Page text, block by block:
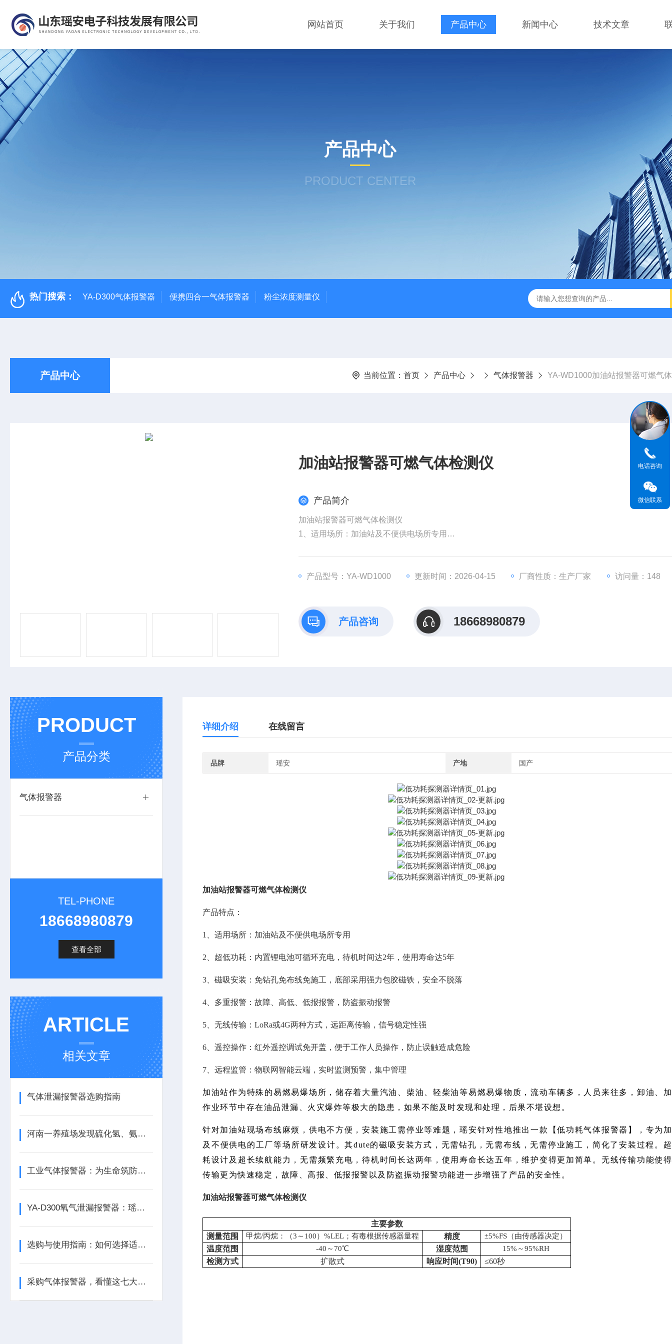
网站首页 关于我们 产品中心 新闻中心 技术文章
产品中心
PRODUCT CENTER
热门搜索： YA-D300气体报警器 便携四合一气体报警器 粉尘浓度测量仪
产品中心 当前位置： 首页 产品中心 气体报警器 YA-WD1000加油站报警器可燃气
加油站报警器可燃气体检测仪
产品简介
加油站报警器可燃气体检测仪
1、适用场所：加油站及不便供电场所专用
4、多重报警：故障、高低、低报报警，防盗振动报警
产品型号：YA-WD1000 更新时间：2026-04-15 厂商性质：生产厂家 访问量：148
产品咨询 18668980879
PRODUCT
产品分类
气体报警器
TEL-PHONE
18668980879
查看全部
ARTICLE
相关文章
气体泄漏报警器选购指南
河南一养殖场发现硫化氢、氨气等有毒气体含量超标
工业气体报警器：为生命筑防线，为生产保安全
YA-D300氧气泄漏报警器：瑶安电子筑牢泄漏防护的工业安全防线
选购与使用指南：如何选择适合的气体泄漏报警器？
采购气体报警器，看懂这七大参数比价格更重要
详细介绍 在线留言
品牌 瑶安 产地 国产
加油站报警器可燃气体检测仪
产品特点：
1、适用场所：加油站及不便供电场所专用
2、超低功耗：内置锂电池可循环充电，待机时间达2年，使用寿命达5年
3、磁吸安装：免钻孔免布线免施工，底部采用强力包胶磁铁，安全不脱落
4、多重报警：故障、高低、低报报警，防盗振动报警
5、无线传输：LoRa或4G两种方式，远距离传输，信号稳定性强
6、遥控操作：红外遥控调试免开盖，便于工作人员操作，防止误触造成危险
7、远程监管：物联网智能云端，实时监测预警，集中管理
加油站作为特殊的易燃易爆场所，储存着大量汽油、柴油、轻柴油等易燃易爆物质，流动车辆多，人员来往多，卸油、
作业环节中存在油品泄漏、火灾爆炸等极大的隐患，如果不能及时发现和处理，后果不堪设想。
针对加油站现场布线麻烦，供电不方便，安装施工需停业等难题，瑶安针对性地推出一款【低功耗气体报警器】，专为
及不便供电的工厂等场所研发设计。其dute的磁吸安装方式，无需钻孔，无需布线，无需停业施工，简化了安装过程。
耗设计及超长续航能力，无需频繁充电，待机时间长达两年，使用寿命长达五年，维护变得更加简单。无线传输功能使
传输更为快速稳定，故障、高报、低报报警以及防盗振动报警功能进一步增强了产品的安全性。
加油站报警器可燃气体检测仪
主要参数
测量范围
甲烷/丙烷：（3～100）%LEL；有毒根据传感器量程 精度 ±5%FS（由传感器决定）
温度范围 -40～70℃ 湿度范围 15%～95%RH
检测方式 扩散式 响应时间(T90) ≤60秒
电话咨询
微信联系